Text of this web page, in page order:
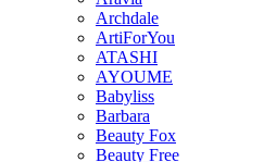
Archdale
ArtiForYou
ATASHI
AYOUME
Babyliss
Barbara
Beauty Fox
Beauty Free